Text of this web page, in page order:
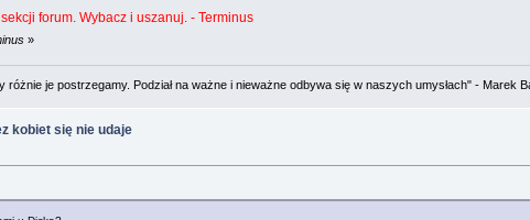
forum. Wybacz i uszanuj. - Terminus
»
je postrzegamy. Podział na ważne i nieważne odbywa się w naszych umysłach" - Marek
kobiet się nie udaje